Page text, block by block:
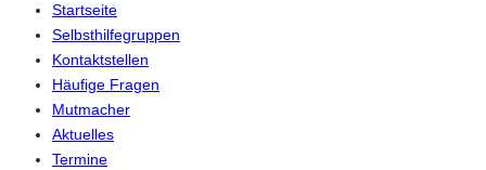
Startseite
Selbsthilfegruppen
Kontaktstellen
Häufige Fragen
Mutmacher
Aktuelles
Termine